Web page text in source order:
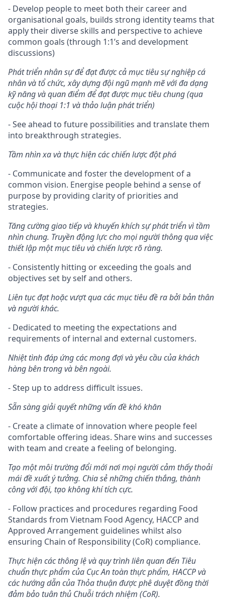
- Develop people to meet both their career and
organisational goals, builds strong identity teams that
apply their diverse skills and perspective to achieve
common goals (through 1:1’s and development
discussions)
Phát triển nhân sự để đạt được cả mục tiêu sự nghiệp cá
nhân và tổ chức, xây dựng đội ngũ mạnh mẽ với đa dạng
kỹ năng và quan điểm để đạt được mục tiêu chung (qua
cuộc hội thoại 1:1 và thảo luận phát triển)
- See ahead to future possibilities and translate them
into breakthrough strategies.
Tầm nhìn xa và thực hiện các chiến lược đột phá
- Communicate and foster the development of a
common vision. Energise people behind a sense of
purpose by providing clarity of priorities and
strategies.
Tăng cường giao tiếp và khuyến khích sự phát triển vì tầm
nhìn chung. Truyền động lực cho mọi người thông qua việc
thiết lập một mục tiêu và chiến lược rõ ràng.
- Consistently hitting or exceeding the goals and
objectives set by self and others.
Liên tục đạt hoặc vượt qua các mục tiêu đề ra bởi bản thân
và người khác.
- Dedicated to meeting the expectations and
requirements of internal and external customers.
Nhiệt tình đáp ứng các mong đợi và yêu cầu của khách
hàng bên trong và bên ngoài.
- Step up to address difficult issues.
Sẵn sàng giải quyết những vấn đề khó khăn
- Create a climate of innovation where people feel
comfortable offering ideas. Share wins and successes
with team and create a feeling of belonging.
Tạo một môi trường đổi mới nơi mọi người cảm thấy thoải
mái đề xuất ý tưởng. Chia sẻ những chiến thắng, thành
công với đội, tạo không khí tích cực.
- Follow practices and procedures regarding Food
Standards from Vietnam Food Agency, HACCP and
Approved Arrangement guidelines whilst also
ensuring Chain of Responsibility (CoR) compliance.
Thực hiện các thông lệ và quy trình liên quan đến Tiêu
chuẩn thực phẩm của Cục An toàn thực phẩm, HACCP và
các hướng dẫn của Thỏa thuận được phê duyệt đồng thời
đảm bảo tuân thủ Chuỗi trách nhiệm (CoR).